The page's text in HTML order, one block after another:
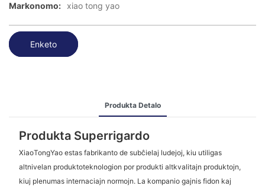
Markonomo: xiao tong yao
Enketo
Produkta Detalo
Produkta Superrigardo
XiaoTongYao estas fabrikanto de subĉielaj ludejoj, kiu utiligas
altnivelan produktoteknologion por produkti altkvalitajn produktojn,
kiuj plenumas internaciajn normojn. La kompanio gajnis fidon kaj